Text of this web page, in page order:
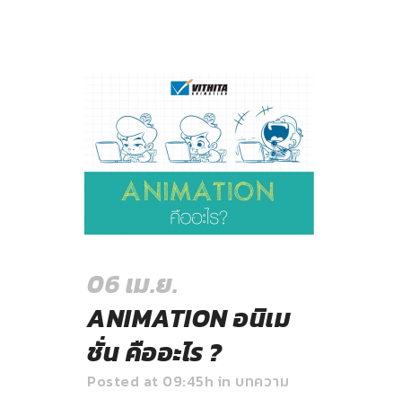
06 เม.ย.
ANIMATION อนิเม
ชั่น คืออะไร ?
Posted at 09:45h in บทความ